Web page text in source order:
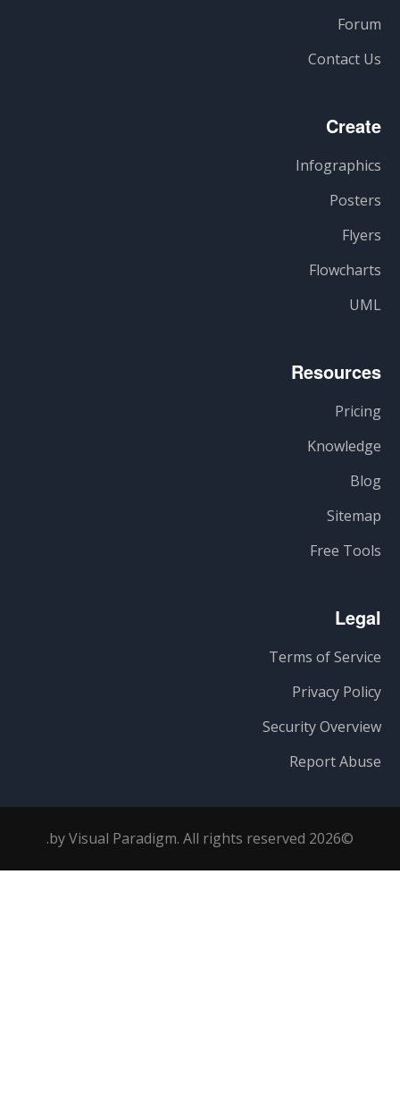
Forum
Contact Us
Create
Infographics
Posters
Flyers
Flowcharts
UML
Resources
Pricing
Knowledge
Blog
Sitemap
Free Tools
Legal
Terms of Service
Privacy Policy
Security Overview
Report Abuse
©2026 by Visual Paradigm. All rights reserved.